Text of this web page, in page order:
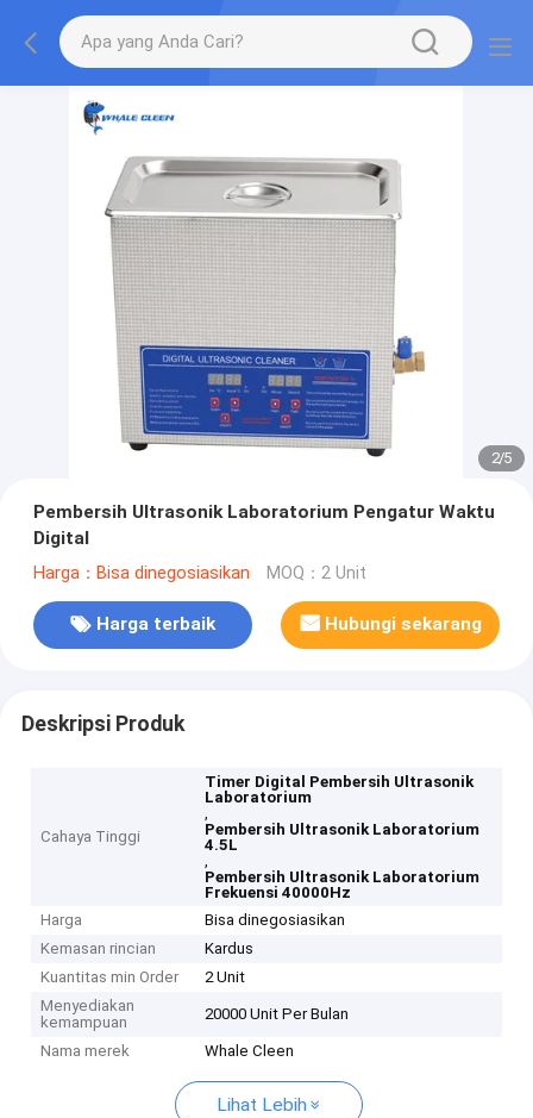
2/5
Pembersih Ultrasonik Laboratorium Pengatur Waktu
Digital
Harga：Bisa dinegosiasikan MOQ：2 Unit
Harga terbaik Hubungi sekarang
Deskripsi Produk
Cahaya Tinggi
Timer Digital Pembersih Ultrasonik
Laboratorium
,
Pembersih Ultrasonik Laboratorium
4.5L
,
Pembersih Ultrasonik Laboratorium
Frekuensi 40000Hz
Harga
Bisa dinegosiasikan
Kemasan rincian
Kardus
Kuantitas min Order
2 Unit
Menyediakan
kemampuan
20000 Unit Per Bulan
Nama merek Whale Cleen
Lihat Lebih